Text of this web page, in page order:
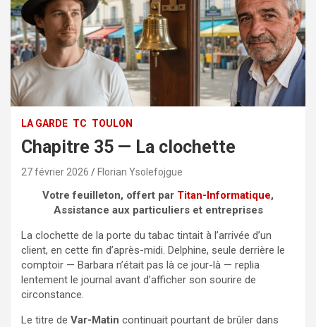
LA GARDE TC TOULON
Chapitre 35 — La clochette
27 février 2026 Florian Ysolefojgue
Votre feuilleton, offert par Titan-Informatique,
Assistance aux particuliers et entreprises
La clochette de la porte du tabac tintait à l’arrivée d’un
client, en cette fin d’après-midi. Delphine, seule derrière le
comptoir — Barbara n’était pas là ce jour-là — replia
lentement le journal avant d’afficher son sourire de
circonstance.
Le titre de Var-Matin continuait pourtant de brûler dans